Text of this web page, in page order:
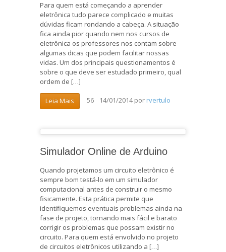
Para quem está começando a aprender
eletrônica tudo parece complicado e muitas
dúvidas ficam rondando a cabeça. A situação
fica ainda pior quando nem nos cursos de
eletrônica os professores nos contam sobre
algumas dicas que podem facilitar nossas
vidas. Um dos principais questionamentos é
sobre o que deve ser estudado primeiro, qual
ordem de […]
Leia Mais 56 14/01/2014por rvertulo
Simulador Online de Arduino
Quando projetamos um circuito eletrônico é
sempre bom testá-lo em um simulador
computacional antes de construir o mesmo
fisicamente. Esta prática permite que
identifiquemos eventuais problemas ainda na
fase de projeto, tornando mais fácil e barato
corrigir os problemas que possam existir no
circuito. Para quem está envolvido no projeto
de circuitos eletrônicos utilizando a […]